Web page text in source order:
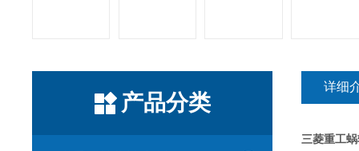
产品分类
详细
三菱重工